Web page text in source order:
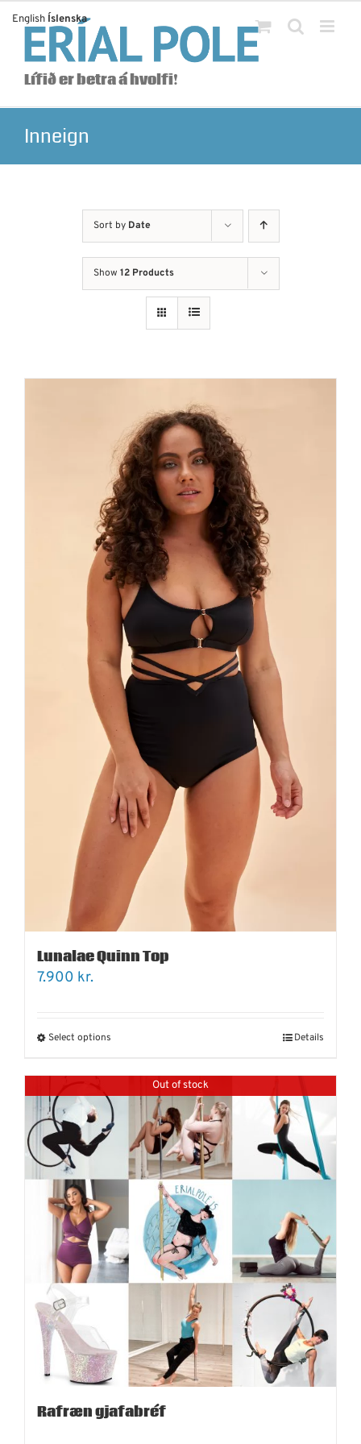
content
Lífið er betra á hvolfi!
Inneign
Sort by Date
Show 12 Products
Lunalae Quinn Top
7.900 kr.
Select options Details
Out of stock
Rafræn gjafabréf
English Íslenska